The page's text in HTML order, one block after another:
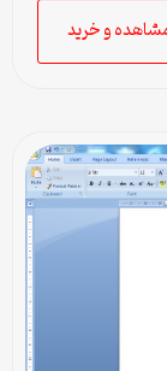
و خرید